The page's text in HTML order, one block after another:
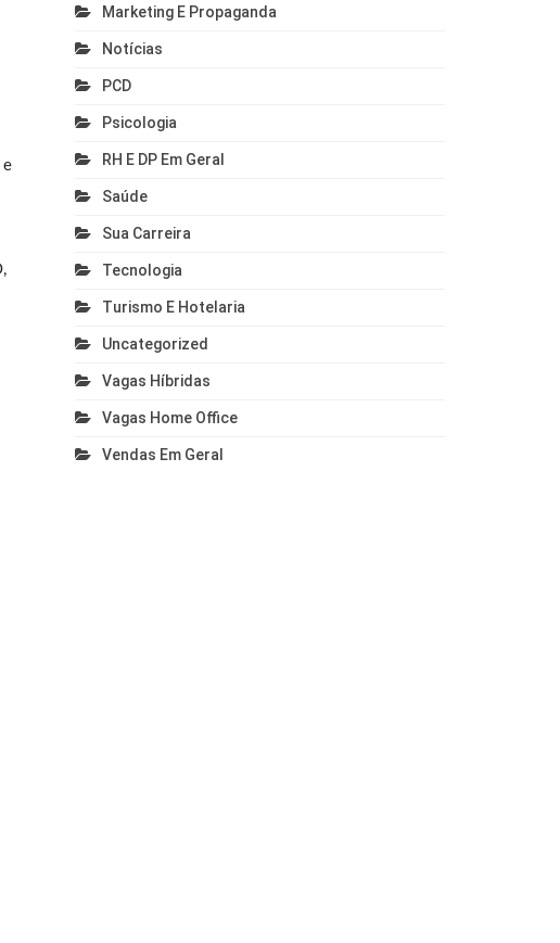
e
Marketing E Propaganda
Notícias
PCD
Psicologia
RH E DP Em Geral
Saúde
Sua Carreira
Tecnologia
Turismo E Hotelaria
Uncategorized
Vagas Híbridas
Vagas Home Office
Vendas Em Geral